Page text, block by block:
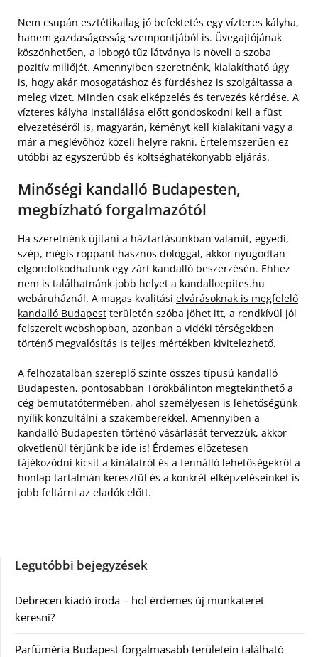
Nem csupán esztétikailag jó befektetés egy vízteres kályha,
hanem gazdaságosság szempontjából is. Üvegajtójának
köszönhetően, a lobogó tűz látványa is növeli a szoba
pozitív miliőjét. Amennyiben szeretnénk, kialakítható úgy
is, hogy akár mosogatáshoz és fürdéshez is szolgáltassa a
meleg vizet. Minden csak elképzelés és tervezés kérdése. A
vízteres kályha installálása előtt gondoskodni kell a füst
elvezetéséről is, magyarán, kéményt kell kialakítani vagy a
már a meglévőhöz közeli helyre rakni. Értelemszerűen ez
utóbbi az egyszerűbb és költséghatékonyabb eljárás.
Minőségi kandalló Budapesten,
megbízható forgalmazótól
Ha szeretnénk újítani a háztartásunkban valamit, egyedi,
szép, mégis roppant hasznos dologgal, akkor nyugodtan
elgondolkodhatunk egy zárt kandalló beszerzésén. Ehhez
nem is találhatnánk jobb helyet a kandalloepites.hu
webáruháznál. A magas kvalitási elvárásoknak is megfelelő
kandalló Budapest területén szóba jöhet itt, a rendkívül jól
felszerelt webshopban, azonban a vidéki térségekben
történő megvalósítás is teljes mértékben kivitelezhető.
A felhozatalban szereplő szinte összes típusú kandalló
Budapesten, pontosabban Törökbálinton megtekinthető a
cég bemutatótermében, ahol személyesen is lehetőségünk
nyílik konzultálni a szakemberekkel. Amennyiben a
kandalló Budapesten történő vásárlását tervezzük, akkor
okvetlenül térjünk be ide is! Érdemes előzetesen
tájékozódni kicsit a kínálatról és a fennálló lehetőségekről a
honlap tartalmán keresztül és a konkrét elképzeléseinket is
jobb feltárni az eladók előtt.
Legutóbbi bejegyzések
Debrecen kiadó iroda – hol érdemes új munkateret
keresni?
Parfüméria Budapest forgalmasabb területein található